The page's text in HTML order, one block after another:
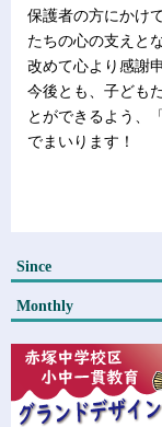
Since
Monthly
保護者の方にかけ
たちの心の支えと
改めて心より感謝
今後とも、子ども
とができるよう、
でまいります！